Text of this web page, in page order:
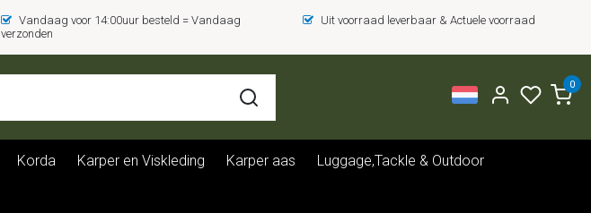
Vandaag voor 14:00uur besteld = Vandaag
verzonden
Uit voorraad leverbaar & Actuele voorraad
0
Korda Karper en Viskleding Karper aas Luggage,Tackle & Outdoor